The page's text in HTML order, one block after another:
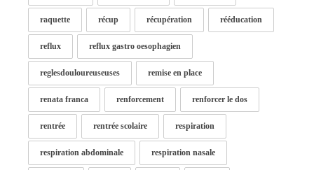
raquette récup récupération rééducation
reflux reflux gastro oesophagien
reglesdouloureuseuses remise en place
renata franca renforcement renforcer le dos
rentrée rentrée scolaire respiration
respiration abdominale respiration nasale